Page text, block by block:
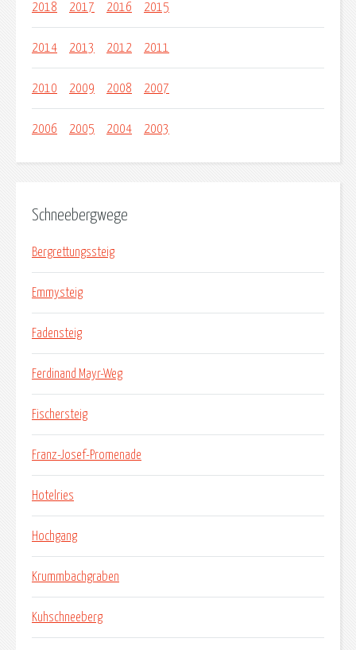
2018 2017 2016 2015
2014 2013 2012 2011
2010 2009 2008 2007
2006 2005 2004 2003
Schneebergwege
Bergrettungssteig
Emmysteig
Fadensteig
Ferdinand Mayr-Weg
Fischersteig
Franz-Josef-Promenade
Hotelries
Hochgang
Krummbachgraben
Kuhschneeberg